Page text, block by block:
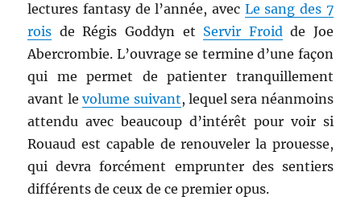
lectures fantasy de l’année, avec Le sang des 7
rois de Régis Goddyn et Servir Froidde Joe
Abercrombie. L’ouvrage se termine d’une façon
qui me permet de patienter tranquillement
avant levolume suivant, lequel sera néanmoins
attendu avec beaucoup d’intérêt pour voir si
Rouaud est capable de renouveler la prouesse,
qui devra forcément emprunter des sentiers
différents de ceux de ce premier opus.